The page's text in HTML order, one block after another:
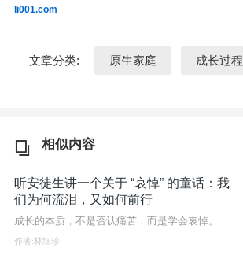
li001.com
文章分类: 原生家庭 成长过程
相似内容
听安徒生讲一个关于 “哀悼” 的童话：我
们为何流泪，又如何前行
成长的本质，不是否认痛苦，而是学会哀悼。
作者:林细珍